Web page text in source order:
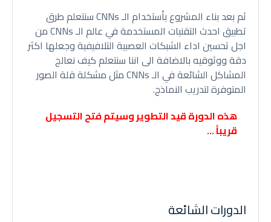
ثم بعد بناء المشروع بأستخدام الـ CNNs سنتعلم طرق
تطبيق احدث التقنيات المستخدمة في عالم الـ CNNs من
اجل تحسين اداء الشبكات العصبية التلافيفية وجعلها اكثر
دقة ووثوقيه بالاضافة الى اننا سنتعلم كيف نعالج
المشاكل الشائعة في الـ CNNs مثل مشكلة قلة الصور
المتوفرة لتدريب النماذج.
هذه الدورة قيد التطوير وسيتم فتح التسجيل
قريباً …
الدورات الشائعة